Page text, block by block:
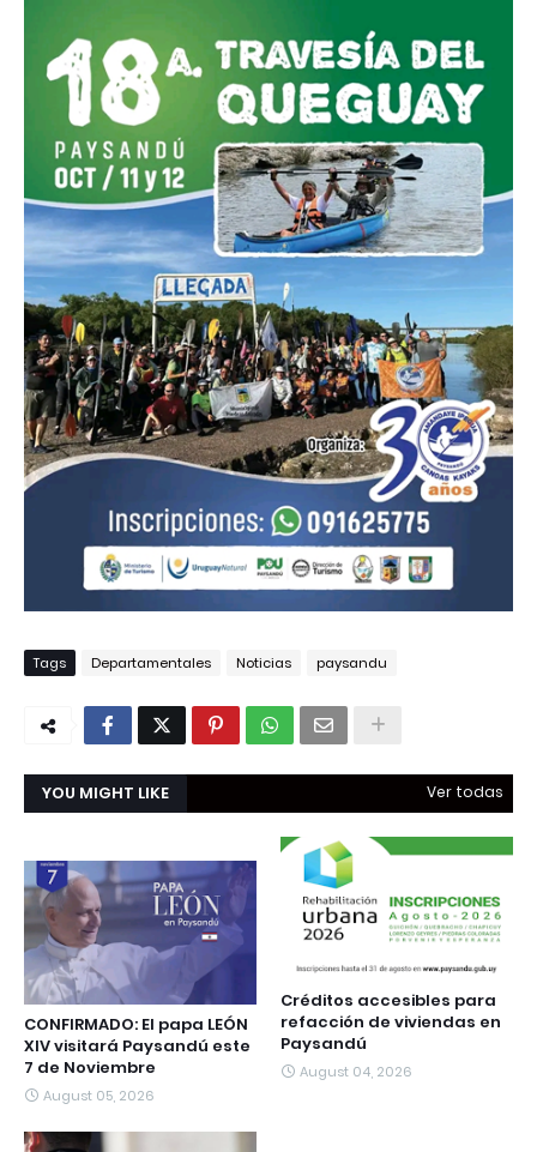
Tags Departamentales Noticias paysandu
YOU MIGHT LIKE Ver todas
CONFIRMADO: El papa LEÓN
XIV visitará Paysandú este
7 de Noviembre
August 05, 2026
Créditos accesibles para
refacción de viviendas en
Paysandú
August 04, 2026